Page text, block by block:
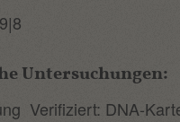
Untersuchungen:
Verifiziert: DNA-